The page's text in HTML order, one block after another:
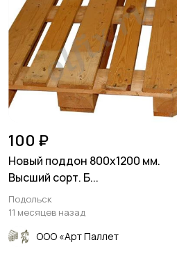
100 ₽
Новый поддон 800х1200 мм.
Высший сорт. Б...
Подольск
11 месяцев назад
ООО «Арт Паллет